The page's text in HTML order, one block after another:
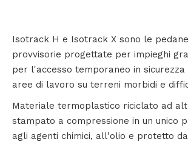
Isotrack H e Isotrack X sono le
provvisorie progettate per impieghi
per l'accesso temporaneo in sicurezza
aree di lavoro su terreni morbidi e
Materiale termoplastico riciclato ad
stampato a compressione in un unico
agli agenti chimici, all'olio e protetto